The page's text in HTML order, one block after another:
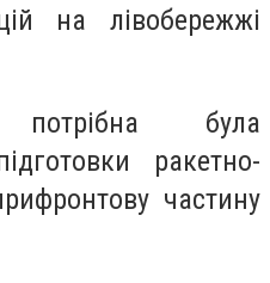
на лівобережжі
потрібна була
ракетно-
частину